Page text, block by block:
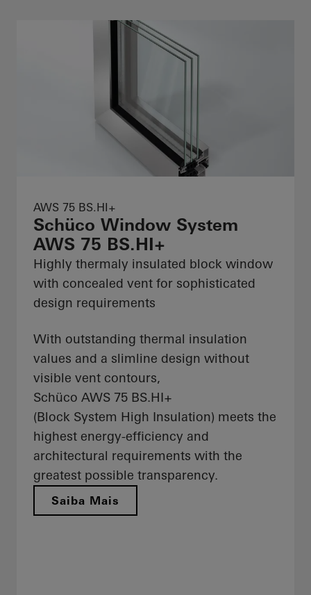
AWS 75 BS.HI+
Schüco Window System
AWS 75 BS.HI+
Highly thermaly insulated block window
with concealed vent for sophisticated
design requirements
With outstanding thermal insulation
values and a slimline design without
visible vent contours,
Schüco AWS 75 BS.HI+
(Block System High Insulation) meets the
highest energy-efficiency and
architectural requirements with the
greatest possible transparency.
Saiba Mais